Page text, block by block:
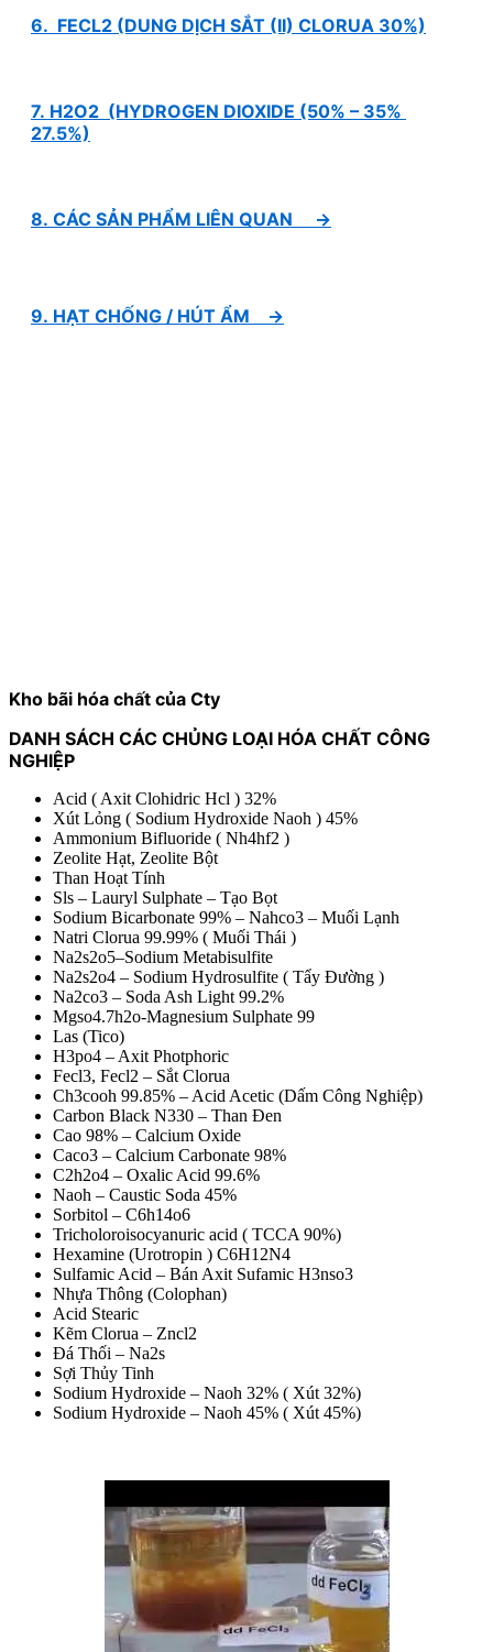
6. FECL2 (DUNG DỊCH SẮT (II) CLORUA 30%)
7. H2O2 (HYDROGEN DIOXIDE (50% – 35%
27.5%)
8. CÁC SẢN PHẨM LIÊN QUAN →
9. HẠT CHỐNG / HÚT ẨM →
Kho bãi hóa chất của Cty
DANH SÁCH CÁC CHỦNG LOẠI HÓA CHẤT CÔNG
NGHIỆP
Acid ( Axit Clohidric Hcl ) 32%
Xút Lỏng ( Sodium Hydroxide Naoh ) 45%
Ammonium Bifluoride ( Nh4hf2 )
Zeolite Hạt, Zeolite Bột
Than Hoạt Tính
Sls – Lauryl Sulphate – Tạo Bọt
Sodium Bicarbonate 99% – Nahco3 – Muối Lạnh
Natri Clorua 99.99% ( Muối Thái )
Na2s2o5–Sodium Metabisulfite
Na2s2o4 – Sodium Hydrosulfite ( Tẩy Đường )
Na2co3 – Soda Ash Light 99.2%
Mgso4.7h2o-Magnesium Sulphate 99
Las (Tico)
H3po4 – Axit Photphoric
Fecl3, Fecl2 – Sắt Clorua
Ch3cooh 99.85% – Acid Acetic (Dấm Công Nghiệp)
Carbon Black N330 – Than Đen
Cao 98% – Calcium Oxide
Caco3 – Calcium Carbonate 98%
C2h2o4 – Oxalic Acid 99.6%
Naoh – Caustic Soda 45%
Sorbitol – C6h14o6
Tricholoroisocyanuric acid ( TCCA 90%)
Hexamine (Urotropin ) C6H12N4
Sulfamic Acid – Bán Axit Sufamic H3nso3
Nhựa Thông (Colophan)
Acid Stearic
Kẽm Clorua – Zncl2
Đá Thối – Na2s
Sợi Thủy Tinh
Sodium Hydroxide – Naoh 32% ( Xút 32%)
Sodium Hydroxide – Naoh 45% ( Xút 45%)